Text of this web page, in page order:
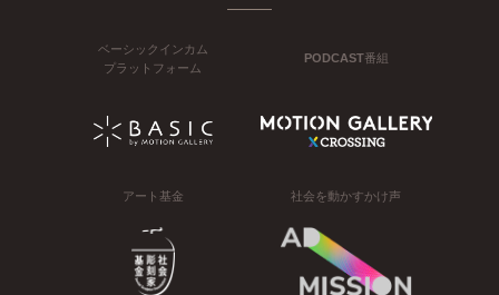
ベーシックインカム
プラットフォーム
PODCAST番組
アート基金 社会を動かすかけ声